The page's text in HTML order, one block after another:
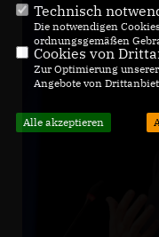
Technisch
Die notwendigen
ordnungsgemäßen
Cookies von
Zur Optimierung
Angebote von
Alle akzeptieren